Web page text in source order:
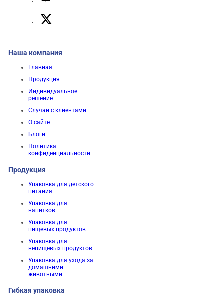
Наша компания
Главная
Продукция
Индивидуальное
решение
Случаи с клиентами
О сайте
Блоги
Политика
конфиденциальности
Продукция
Упаковка для детского
питания
Упаковка для
напитков
Упаковка для
пищевых продуктов
Упаковка для
непищевых продуктов
Упаковка для ухода за
домашними
животными
Гибкая упаковка